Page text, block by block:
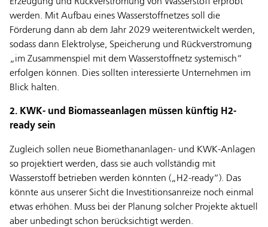
werden. Mit Aufbau eines Wasserstoffnetzes soll die
Förderung dann ab dem Jahr 2029 weiterentwickelt werden,
sodass dann Elektrolyse, Speicherung und Rückverstromung
„im Zusammenspiel mit dem Wasserstoffnetz systemisch“
erfolgen können. Dies sollten interessierte Unternehmen im
Blick halten.
2. KWK- und Biomasseanlagen müssen künftig H2-
ready sein
Zugleich sollen neue Biomethananlagen- und KWK-Anlagen
so projektiert werden, dass sie auch vollständig mit
Wasserstoff betrieben werden könnten („H2-ready“). Das
könnte aus unserer Sicht die Investitionsanreize noch einmal
etwas erhöhen. Muss bei der Planung solcher Projekte aktuell
aber unbedingt schon berücksichtigt werden.